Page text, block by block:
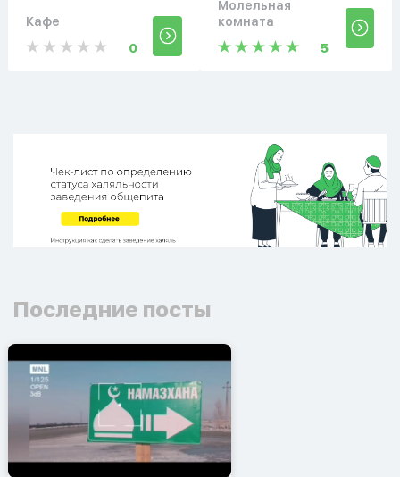
Кафе
0
Молельная
комната
5
Последние посты